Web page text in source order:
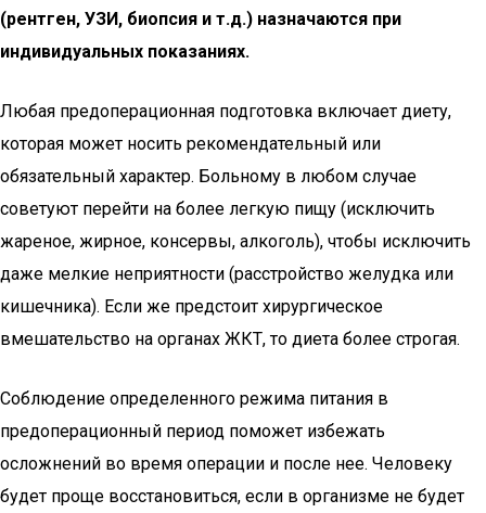
(рентген, УЗИ, биопсия и т.д.) назначаются при
индивидуальных показаниях.
Любая предоперационная подготовка включает диету,
которая может носить рекомендательный или
обязательный характер. Больному в любом случае
советуют перейти на более легкую пищу (исключить
жареное, жирное, консервы, алкоголь), чтобы исключить
даже мелкие неприятности (расстройство желудка или
кишечника). Если же предстоит хирургическое
вмешательство на органах ЖКТ, то диета более строгая.
Соблюдение определенного режима питания в
предоперационный период поможет избежать
осложнений во время операции и после нее. Человеку
будет проще восстановиться, если в организме не будет